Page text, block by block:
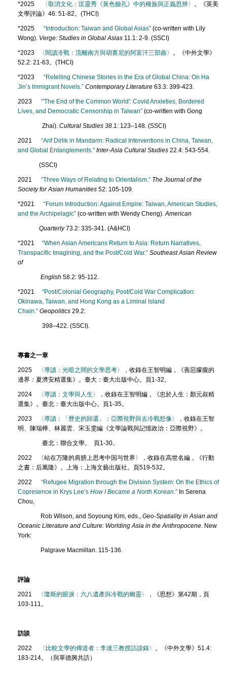
*2025 〈取消文化：匡靈秀《黃色臉孔》中的種族與正義思辨〉 。《英美
文學評論》46: 51-82。(THCI)
*2025 “Introduction: Taiwan and Global Asias”(co-written with Lily
Wong). Verge: Studies in Global Asias11.1: 2-9. (SSCI)
*2023 〈閱讀冷戰：流離南方與胡賽尼的阿富汗三部曲〉 。《中外文學》
52.2: 21-63。(THCI)
*2023 “Retelling Chinese Stories in the Era of Global China: On Ha
Jin’s Immigrant Novels.” Contemporary Literature63.3: 399-423.
2023 “'The End of the Common World': Covid Anxieties, Bordered
Lives, and Democratic Censorship in Taiwan”(co-written with Gong
Zhai). Cultural Studies38.1: 123–148. (SSCI)
2021 “Arif Dirlik in Mandarin: Radical Interventions in China, Taiwan,
and Global Entanglements." Inter-Asia Cultural Studies22.4: 543-554.
(SSCI)
2021 “Three Ways of Relating to Orientalism.” The Journal of the
Society for Asian Humanities52: 105-109.
*2021 “Forum Introduction: Against Empire: Taiwan, American Studies,
and the Archipelagic”(co-written with Wendy Cheng).American
Quarterly73.2: 335-341. (A&HCI)
*2021 “When Asian Americans Return to Asia: Return Narratives,
Transpacific Imagining, and the Post/Cold War.” Southeast Asian Review
of
English 58.2: 95-112.
*2021 “Post/Colonial Geography, Post/Cold War Complication:
Okinawa, Taiwan, and Hong Kong as a Liminal Island
Chain.” Geopolitics29.2:
398–422. (SSCI).
專書之一章
2025 〈導讀：光暗之間的文學思考〉
，收錄在王智明編，《善惡朦朧的
邊界：夏濟安精選集》。臺大：臺大出版中心。頁1-32。
2024 〈導讀：文學與人生〉
，收錄在王智明編，《忠於人生：顏元叔精
選集》。臺北：臺大出版中心。頁1-35。
2023 〈導讀：「歷史的歸還」：亞際視野與去冷戰想像〉
，收錄在王智
明、陳瑞樺、林麗雲、宋玉雯編《文學論戰與記憶政治：亞際視野》。
臺北：聯合文學。 頁1-30。
2022 〈站在万隆的肩膀上思考中国与世界〉，收錄在高世名編，《行動
之書：后萬隆》。上海：上海文藝出版社。頁519-532。
2022 “Refugee Migration through the Division System: On the Ethics of
Copresence in Krys Lee’s How I Became a North Korean.”In Serena
Chou,
Rob Wilson, and Soyoung Kim, eds., Geo-Spatiality in Asian and
Oceanic Literature and Culture: Worlding Asia in the Anthropocene. New
York:
Palgrave Macmillan. 115-136.
評論
2021 〈瓊斯的眼淚：六八遺產與冷戰的幽靈〉
，《思想》第42期，頁
103-111。
訪談
2022 〈比較文學的傳道者：李達三教授訪談錄〉 。《中外文學》51.4:
183-214。（與單德興共訪）